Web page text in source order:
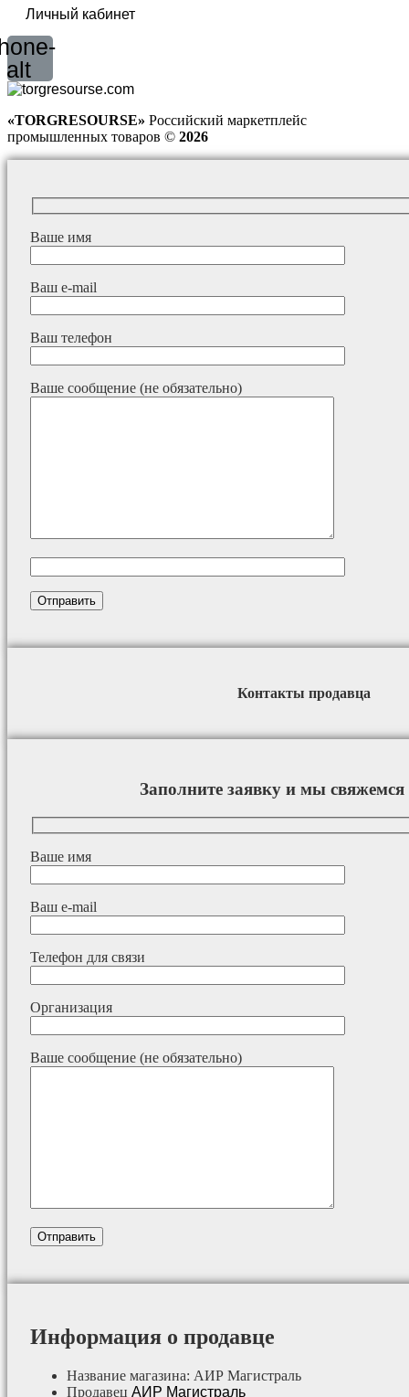
Личный кабинет
alt
«TORGRESOURSE» Российский маркетплейс
промышленных товаров © 2026
Ваше имя
Ваш e-mail
Ваш телефон
Ваше сообщение (не обязательно)
Контакты продавца
Заполните заявку и мы
Ваше имя
Ваш e-mail
Телефон для связи
Организация
Ваше сообщение (не обязательно)
Информация о продавце
Название магазина: АИР Магистраль
Продавец АИР Магистраль